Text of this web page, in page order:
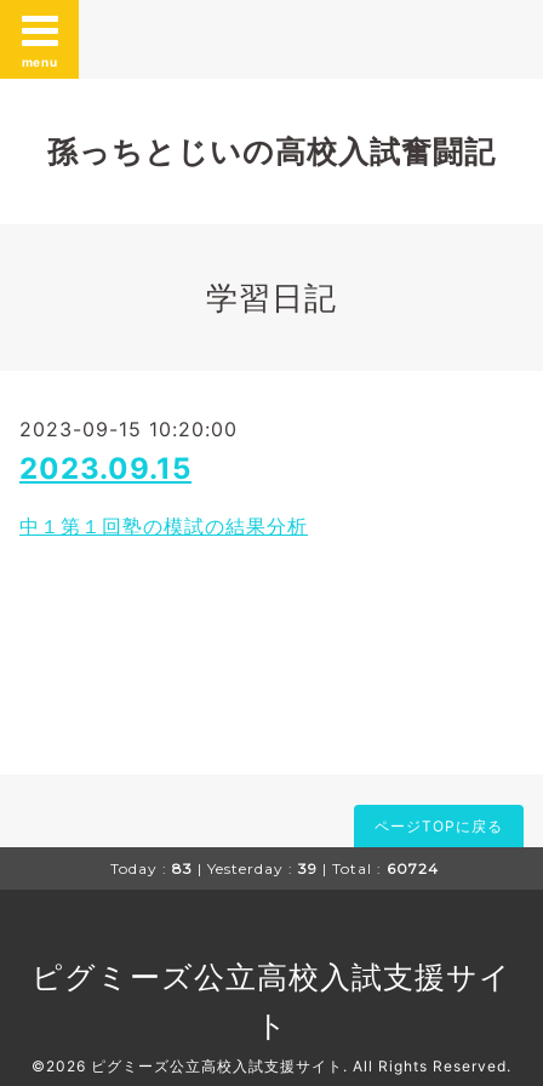
menu
孫っちとじいの高校入試奮闘記
学習日記
2023-09-15 10:20:00
2023.09.15
中１第１回塾の模試の結果分析
ページTOPに戻る
Today : 83 | Yesterday : 39 | Total : 60724
ピグミーズ公立高校入試支援サイ
ト
©2026 ピグミーズ公立高校入試支援サイト . All Rights Reserved.